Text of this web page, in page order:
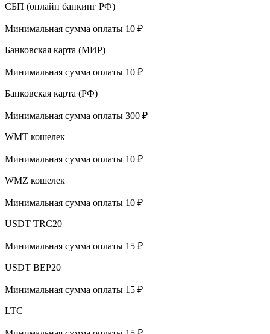
СБП (онлайн банкинг РФ)
Минимальная сумма оплаты 10 ₽
Банковская карта (МИР)
Минимальная сумма оплаты 10 ₽
Банковская карта (РФ)
Минимальная сумма оплаты 300 ₽
WMT кошелек
Минимальная сумма оплаты 10 ₽
WMZ кошелек
Минимальная сумма оплаты 10 ₽
USDT TRC20
Минимальная сумма оплаты 15 ₽
USDT BEP20
Минимальная сумма оплаты 15 ₽
LTC